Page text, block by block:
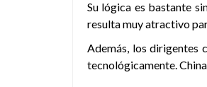
Su lógica es bastante
resulta muy atractivo
Además, los dirigentes
tecnológicamente.